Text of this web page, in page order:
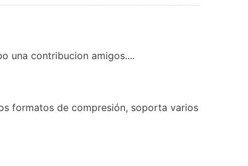
una contribucion amigos....
formatos de compresión, soporta varios